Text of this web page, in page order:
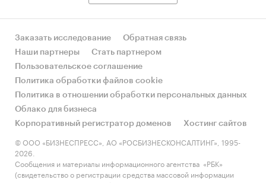
Заказать исследование
Обратная связь
Наши партнеры
Стать партнером
Пользовательское соглашение
Политика обработки файлов cookie
Политика в отношении обработки персональных данных
Облако для бизнеса
Корпоративный регистратор доменов
Хостинг сайтов
© ООО «БИЗНЕСПРЕСС», АО «РОСБИЗНЕСКОНСАЛТИНГ», 1995-
2026.
Сообщения и материалы информационного агентства «РБК»
(свидетельство о регистрации средства массовой информации